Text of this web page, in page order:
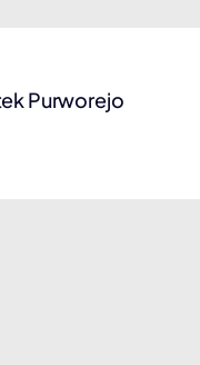
Purworejo